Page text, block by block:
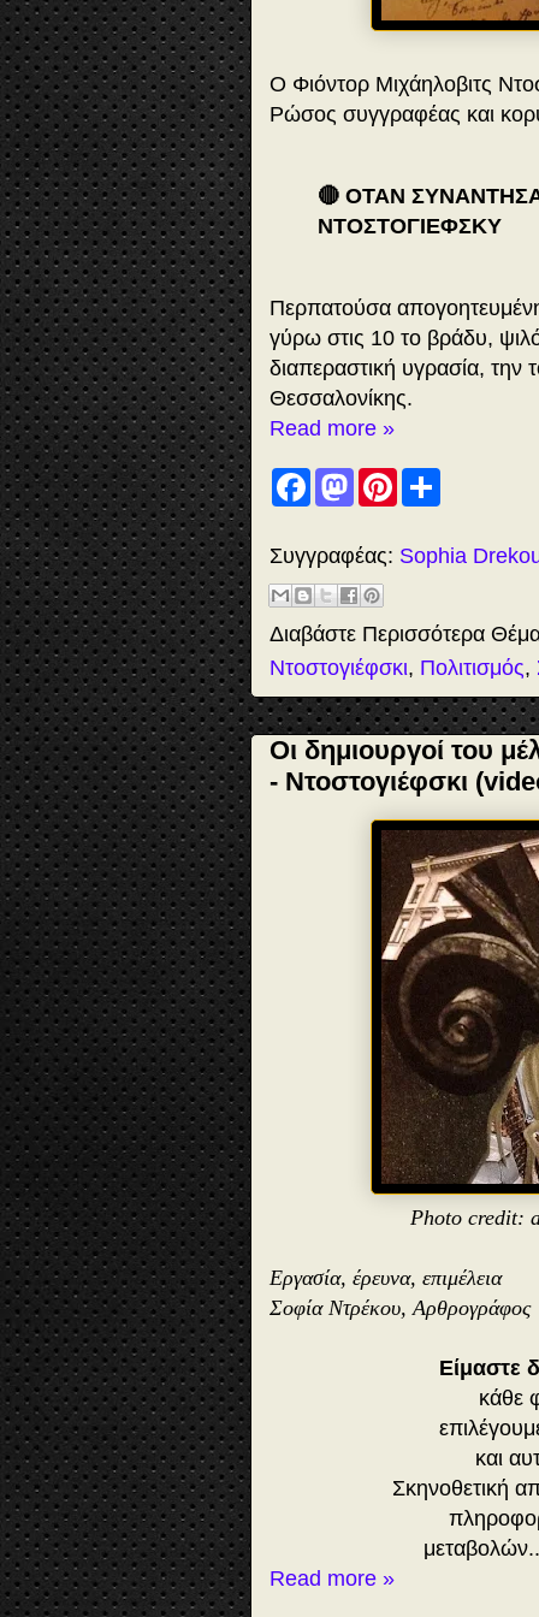
Ο Φιόντορ Μιχάηλοβιτς
Ρώσος συγγραφέας και
🔴 ΟΤΑΝ
ΝΤΟΣΤΟΓΙΕΦΣΚΥ
Περπατούσα
γύρω στις 10 το βράδυ,
διαπεραστική υγρασία, την
Θεσσαλονίκης.
Read more »
F
a
b
o
o
k
M
a
o
o
n
P
e
t
e
Συγγραφέας: Sophia
Διαβάστε Περισσότερα
Ντοστογιέφσκι, Πολιτισμός,
Οι δημιουργοί του
- Ντοστογιέφσκι
Photo credit:
Εργασία, έρευνα, επιμέλεια
Σοφία Ντρέκου, Αρθρογράφος
Είμαστε
κάθε
και
Σκηνοθετική
Read more »